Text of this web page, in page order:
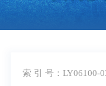
索 引 号：LY06100-